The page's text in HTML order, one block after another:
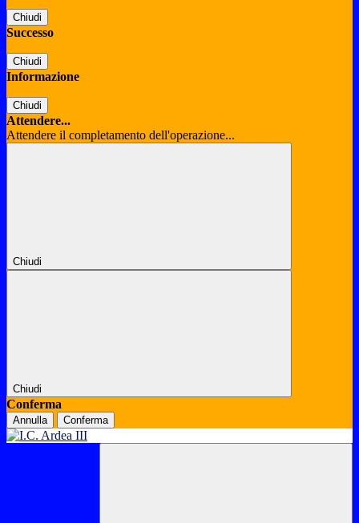
Chiudi
Successo
Chiudi
Informazione
Chiudi
Attendere...
Attendere il completamento dell'operazione...
Chiudi
Chiudi
Conferma
Annulla Conferma